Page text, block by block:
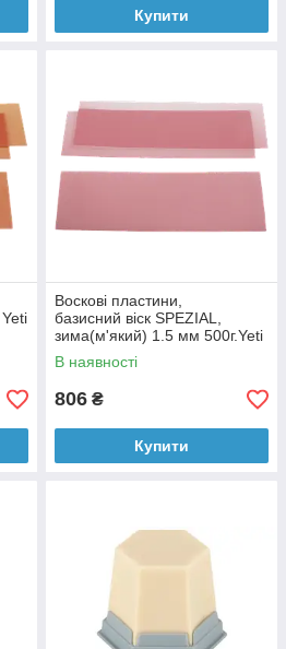
Купити
Yeti
Воскові пластини,
базисний віск SPEZIAL,
зима(м'який) 1.5 мм 500г.Yeti
Dental (Німеччина).
В наявності
806 ₴
Купити